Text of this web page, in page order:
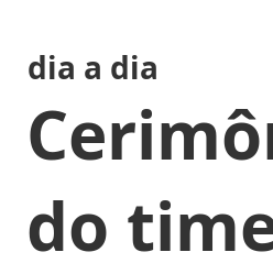
dia a dia
do